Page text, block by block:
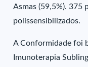
Asmas (59,5%). 375
polissensibilizados.
A Conformidade foi
Imunoterapia